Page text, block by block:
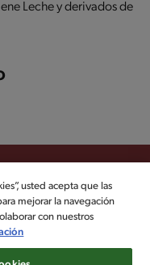
Leche y derivados de
sociales
dels Produits Nestlé,
usted acepta que las
mejorar la navegación
con nuestros